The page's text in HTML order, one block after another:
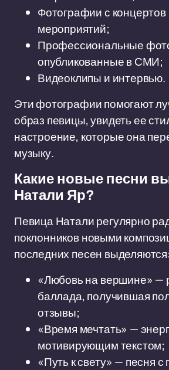
Фотографии с
мероприятий;
Профессиональные
опубликованные в СМИ;
Видеоклипы и интервью.
Эти фотографии помогают
образ певицы, увидеть ее
настроение, которые она
музыку.
Какие новые песни
Натали Яр?
Певица Натали регулярно
поклонников новыми
последних песен выделяются:
«Любовь на вершине» —
баллада, получившая
отзывы;
«Время мечтать» —
мотивирующим текстом;
«Путь к свету» — песня с